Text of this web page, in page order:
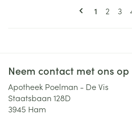
U lees
1 Pagina
2 3
Neem contact met ons op
Apotheek Poelman - De Vis
Staatsbaan 128D
3945 Ham